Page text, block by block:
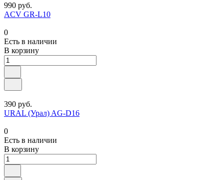
990 руб.
ACV GR-L10
0
Есть в наличии
В корзину
390 руб.
URAL (Урал) AG-D16
0
Есть в наличии
В корзину